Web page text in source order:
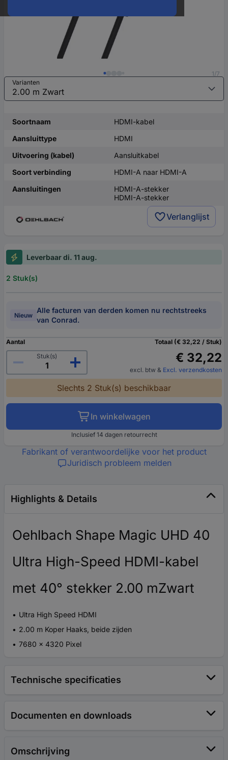
1/7
Varianten
Soortnaam
HDMI-kabel
Aansluittype
HDMI
Uitvoering (kabel)
Aansluitkabel
Soort verbinding
HDMI-A naar HDMI-A
Aansluitingen
HDMI-A-stekker
HDMI-A-stekker
Verlanglijst
Leverbaar di. 11 aug.
2 Stuk(s)
Nieuw
Alle facturen van derden komen nu rechtstreeks
van Conrad.
Aantal
Stuk(s)
Totaal (€ 32,22 / Stuk)
€ 32,22
excl. btw & Excl. verzendkosten
Slechts 2 Stuk(s) beschikbaar
In winkelwagen
Inclusief 14 dagen retourrecht
Fabrikant of verantwoordelijke voor het product
Juridisch probleem melden
Highlights & Details
Oehlbach Shape Magic UHD 40
Ultra High-Speed HDMI-kabel
met 40° stekker 2.00 mZwart
Ultra High Speed HDMI
2.00 m Koper Haaks, beide zijden
7680 x 4320 Pixel
Technische specificaties
Documenten en downloads
Omschrijving